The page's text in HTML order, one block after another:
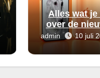
Alles wat je
over de
admin 10 juli